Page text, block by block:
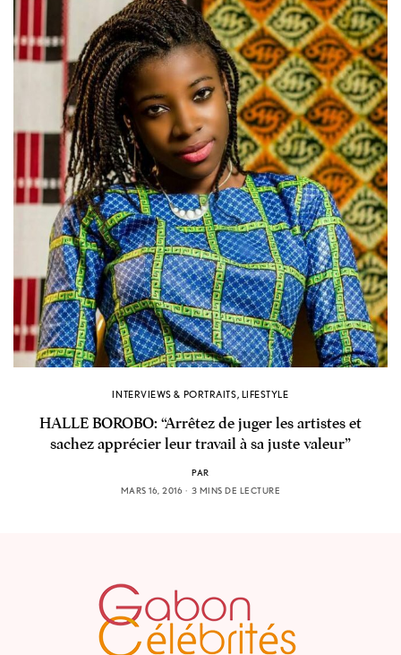
INTERVIEWS & PORTRAITS, LIFESTYLE
HALLE BOROBO: “Arrêtez de juger les artistes et
sachez apprécier leur travail à sa juste valeur”
PAR
MARS 16, 2016
3 MINS DE LECTURE